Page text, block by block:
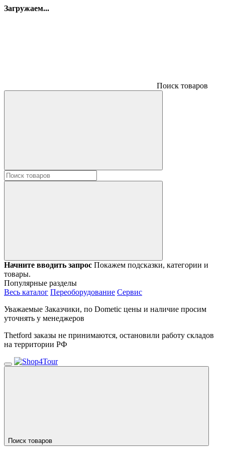
Загружаем...
Поиск товаров
Начните вводить запрос Покажем подсказки, категории и
товары.
Популярные разделы
Весь каталог Переоборудование Сервис
Уважаемые Заказчики, по Dometic цены и наличие просим
уточнять у менеджеров
Thetford заказы не принимаются, остановили работу складов
на территории РФ
Поиск товаров